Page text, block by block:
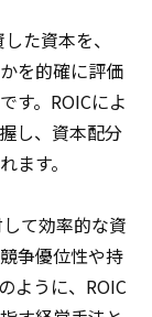
た資本を、
を的確に評価
す。ROICによ
し、資本配分
ます。
て効率的な資
争優位性や持
ように、ROIC